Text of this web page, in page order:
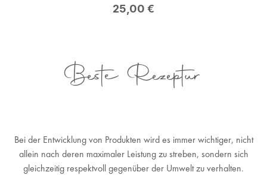
Regulärer Preis:
25,00 €
Beste Rezeptur
Bei der Entwicklung von Produkten wird es immer wichtiger, nicht
allein nach deren maximaler Leistung zu streben, sondern sich
gleichzeitig respektvoll gegenüber der Umwelt zu verhalten.